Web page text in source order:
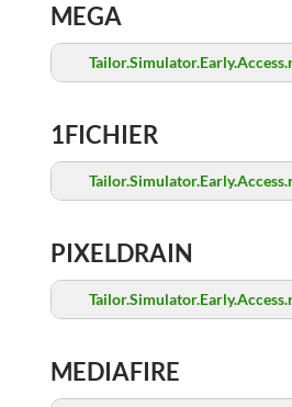
MEGA
1FICHIER
PIXELDRAIN
MEDIAFIRE